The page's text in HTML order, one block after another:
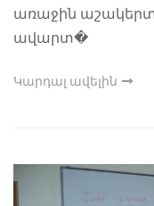
առաջին
ավարտ�
Կարդալ ավելին